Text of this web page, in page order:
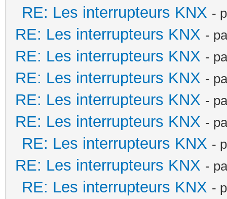
RE: Les interrupteurs KNX -
RE: Les interrupteurs KNX -
RE: Les interrupteurs KNX -
RE: Les interrupteurs KNX -
RE: Les interrupteurs KNX -
RE: Les interrupteurs KNX -
RE: Les interrupteurs KNX -
RE: Les interrupteurs KNX -
RE: Les interrupteurs KNX -